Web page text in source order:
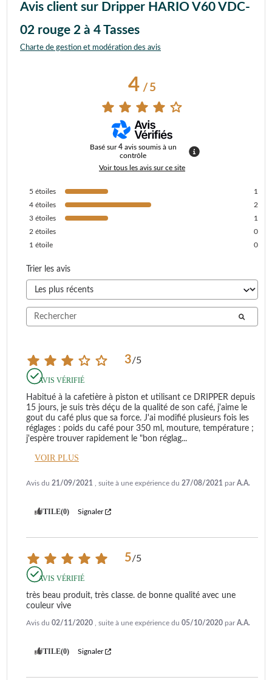
Avis client sur Dripper HARIO V60 VDC-
02 rouge 2 à 4 Tasses
Charte de gestion et modération des avis
4/ 5
Basé sur4 avis soumis à un
contrôle
Voir tous les avis sur ce site
5 étoiles
1
4 étoiles
2
3 étoiles
1
2 étoiles
0
1 étoile 0
Trier les avis
3/5
AVIS VÉRIFIÉ
Habitué à la cafetière à piston et utilisant ce DRIPPER depuis
15 jours, je suis très déçu de la qualité de son café, j'aime le
gout du café plus que sa force. J'ai modifié plusieurs fois les
réglages : poids du café pour 350 ml, mouture, température ;
j'espère trouver rapidement le "bon réglag...
VOIR PLUS
Avis du 21/09/2021 , suite à une expérience du 27/08/2021 parA.A.
UTILE(0) Signaler
5/5
AVIS VÉRIFIÉ
très beau produit, très classe. de bonne qualité avec une
couleur vive
Avis du 02/11/2020 , suite à une expérience du 05/10/2020 parA.A.
UTILE(0) Signaler